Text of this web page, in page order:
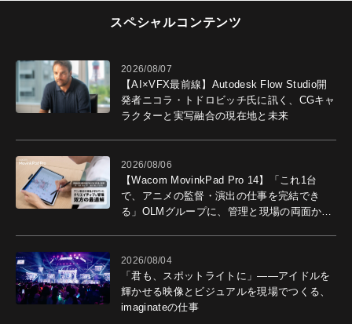
スペシャルコンテンツ
2026/08/07
【AI×VFX最前線】Autodesk Flow Studio開
発者ニコラ・トドロビッチ氏に訊く、CGキャ
ラクターと実写融合の現在地と未来
2026/08/06
【Wacom MovinkPad Pro 14】「これ1台
で、アニメの監督・演出の仕事を完結でき
る」OLMグループに、管理と現場の両面から
2026/08/04
「君も、スポットライトに」――アイドルを
輝かせる映像とビジュアルを現場でつくる、
imaginateの仕事